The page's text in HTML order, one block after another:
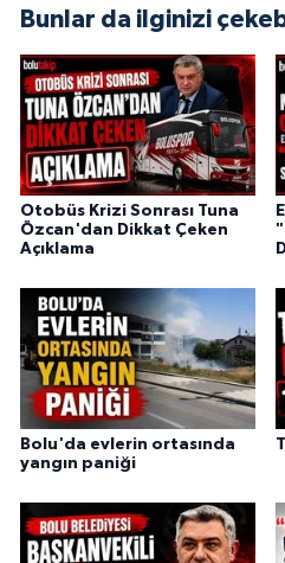
Bunlar da ilginizi
Otobüs Krizi Sonrası Tuna
Özcan'dan Dikkat Çeken
Açıklama
Bolu'da evlerin ortasında
yangın paniği